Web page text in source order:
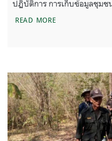
ปฏิบัติการ การเก็บข้อมูลชุม
READ MOREเตรียมความพร้อ